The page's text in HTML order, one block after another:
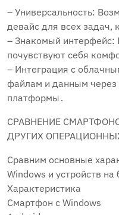
– Универсальность:
девайс для всех задач,
– Знакомый интерфейс:
почувствуют себя
– Интеграция с
файлам и данным через
платформы․
СРАВНЕНИЕ
ДРУГИХ
Сравним основные
Windows и устройств на
Характеристика
Смартфон с Windows